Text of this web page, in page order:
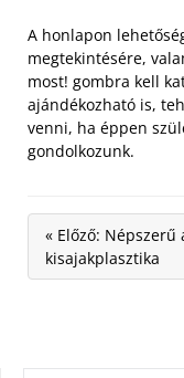
A honlapon
megtekintésére,
most! gombra kell
ajándékozható is,
venni, ha éppen
gondolkozunk.
« Előző: Népszerű
kisajakplasztika